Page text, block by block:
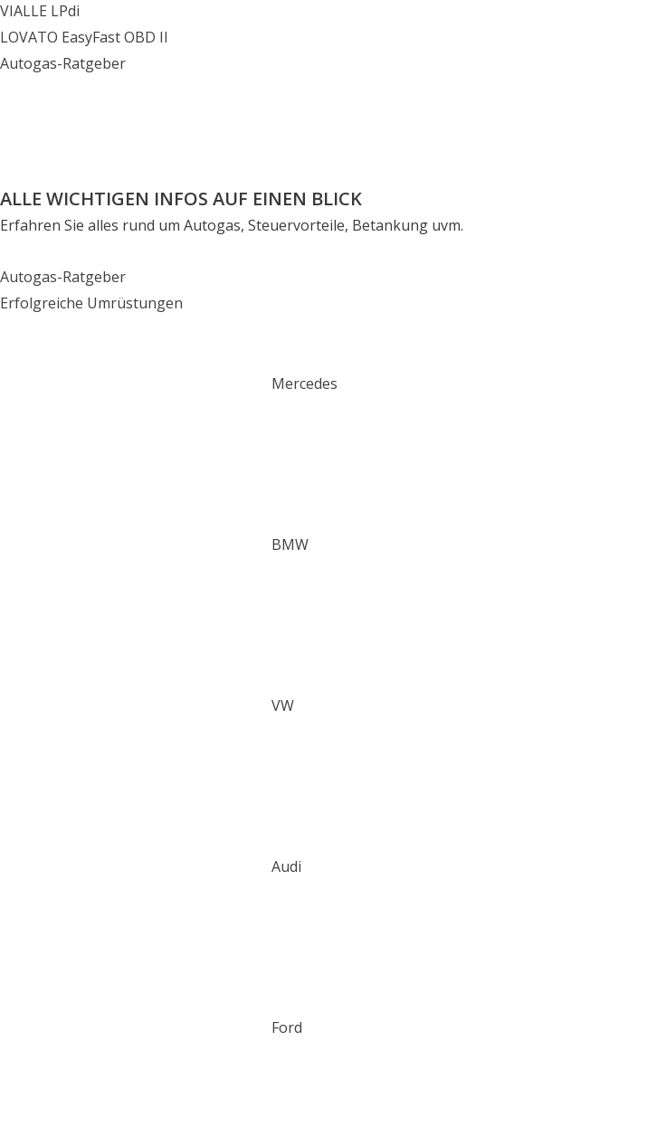
VIALLE LPdi
LOVATO EasyFast OBD II
Autogas-Ratgeber
ALLE WICHTIGEN INFOS AUF EINEN BLICK
Erfahren Sie alles rund um Autogas, Steuervorteile, Betankung uvm.
Autogas-Ratgeber
Erfolgreiche Umrüstungen
Mercedes
BMW
VW
Audi
Ford